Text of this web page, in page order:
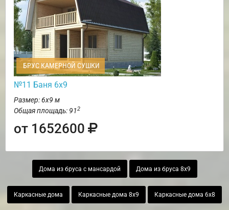
БРУС КАМЕРНОЙ СУШКИ
№11 Баня 6х9
Размер: 6х9 м
Общая площадь: 912
от 1652600
Дома из бруса с мансардой Дома из бруса 8х9
Каркасные дома Каркасные дома 8х9 Каркасные дома 6х8